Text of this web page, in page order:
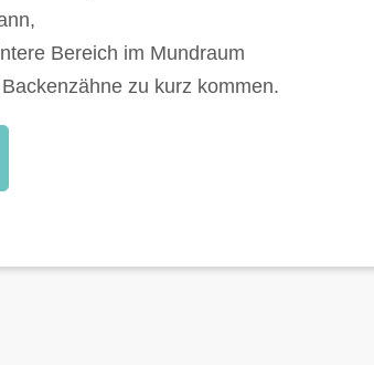
Bereich im Mundraum
zu kurz kommen.